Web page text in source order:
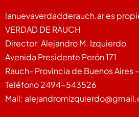
lanuevaverdadderauch.ar es
VERDAD DE RAUCH
Director: Alejandro M. Izquierdo
Avenida Presidente Perón 171
Rauch- Provincia de Buenos Aires
Teléfono 2494-543526
Mail: